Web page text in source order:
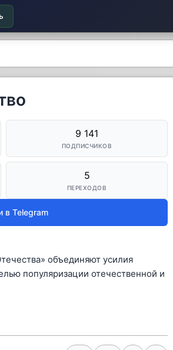
9 141
ПОДПИСЧИКОВ
5
ПЕРЕХОДОВ
в Telegram
объединяют усилия
популяризации отечественной и